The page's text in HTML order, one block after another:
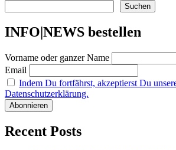
Suchen
INFO|NEWS bestellen
Vorname oder ganzer Name
Email
Indem Du fortfährst, akzeptierst Du
Datenschutzerklärung.
Recent Posts